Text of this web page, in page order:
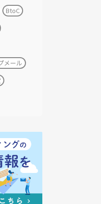
BtoC
メール